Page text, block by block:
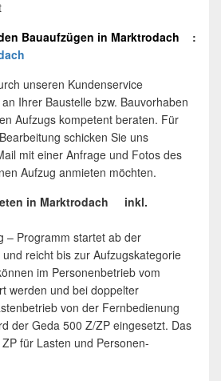
Bauaufzügen in Marktrodach :
unseren Kundenservice
Ihrer Baustelle bzw. Bauvorhaben
Aufzugs kompetent beraten. Für
schicken Sie uns
mit einer Anfrage und Fotos des
Aufzug anmieten möchten.
in Marktrodach inkl.
– Programm startet ab der
reicht bis zur Aufzugskategorie
im Personenbetrieb vom
werden und bei doppelter
von der Fernbedienung
der Geda 500 Z/ZP eingesetzt. Das
für Lasten und Personen-